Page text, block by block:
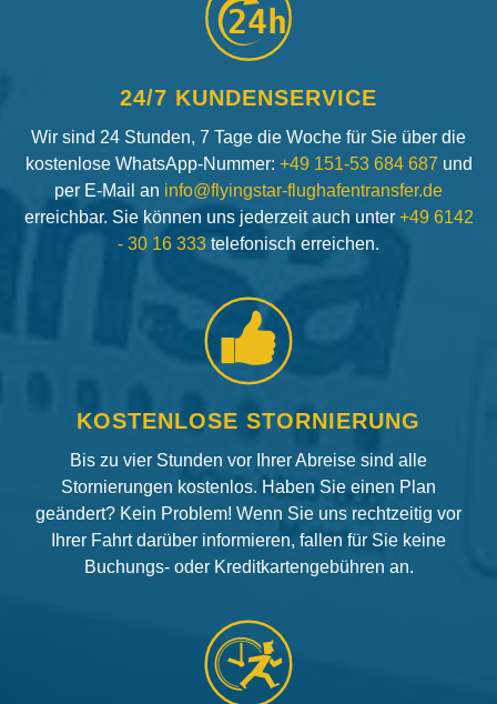
24h
24/7 KUNDENSERVICE
Wir sind 24 Stunden, 7 Tage die Woche für Sie über die
kostenlose WhatsApp-Nummer: +49 151-53 684 687 und
per E-Mail an info@flyingstar-flughafentransfer.de
erreichbar. Sie können uns jederzeit auch unter +49 6142
- 30 16 333 telefonisch erreichen.
KOSTENLOSE STORNIERUNG
Bis zu vier Stunden vor Ihrer Abreise sind alle
Stornierungen kostenlos. Haben Sie einen Plan
geändert? Kein Problem! Wenn Sie uns rechtzeitig vor
Ihrer Fahrt darüber informieren, fallen für Sie keine
Buchungs- oder Kreditkartengebühren an.